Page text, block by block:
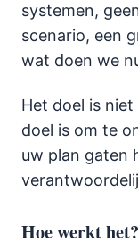
systemen,
scenario, een
wat doen we
Het doel is
doel is om te
uw plan gaten
Hoe werkt het?